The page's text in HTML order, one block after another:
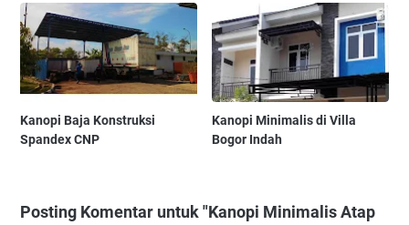
Kanopi Baja Konstruksi
Spandex CNP
Kanopi Minimalis di Villa
Bogor Indah
Posting Komentar untuk "Kanopi Minimalis Atap